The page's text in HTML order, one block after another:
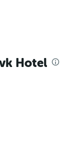
Hotel